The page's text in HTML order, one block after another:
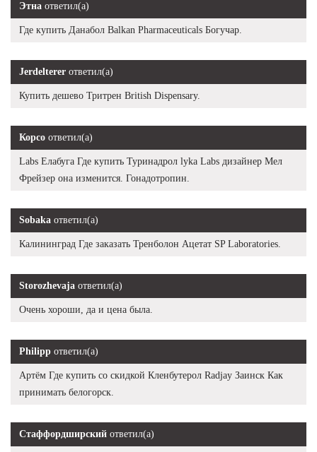
Этна ответил(а)
Где купить Данабол Balkan Pharmaceuticals Богучар.
Jerdelterer ответил(а)
Купить дешево Тритрен British Dispensary.
Корсо ответил(а)
Labs Елабуга Где купить Туринадрол lyka Labs дизайнер Мел
Фрейзер она изменится. Гонадотропин.
Sobaka ответил(а)
Калининград Где заказать Тренболон Ацетат SP Laboratories.
Storozhevaja ответил(а)
Очень хороши, да и цена была.
Philipp ответил(а)
Артём Где купить со скидкой Кленбутерол Radjay Заинск Как
принимать белогорск.
Стаффордширский ответил(а)